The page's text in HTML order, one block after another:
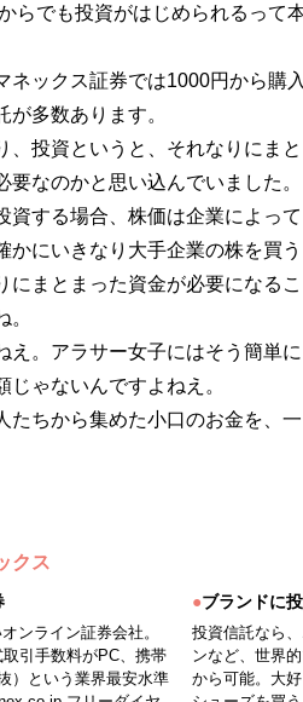
らでも投資がはじめられるって
ックス証券では1000円から購入
が多数あります。
投資というと、それなりにまと
要なのかと思い込んでいました。
する場合、株価は企業によって
かにいきなり大手企業の株を買う
にまとまった資金が必要になるこ
。アラサー女子にはそう簡単に
じゃないんですよねえ。
ちから集めた小口のお金を、一
クス
ンライン証券会社。
引手数料がPC、携帯
）という業界最安水準
●ブランドに
投資信託なら
ンなど、世界
から可能。大